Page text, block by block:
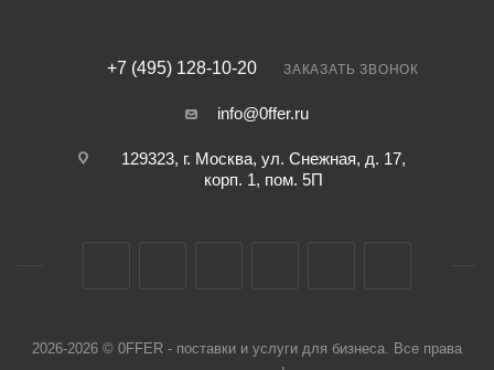
+7 (495) 128-10-20 ЗАКАЗАТЬ ЗВОНОК
info@0ffer.ru
129323, г. Москва, ул. Снежная, д. 17,
корп. 1, пом. 5П
2026-2026 © 0FFER - поставки и услуги для бизнеса. Все права